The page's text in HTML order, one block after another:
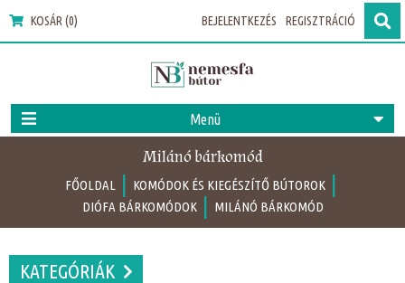
KOSÁR (0) BEJELENTKEZÉS REGISZTRÁCIÓ
Menü
Milánó bárkomód
FŐOLDAL KOMÓDOK ÉS KIEGÉSZÍTŐ BÚTOROK
DIÓFA BÁRKOMÓDOK MILÁNÓ BÁRKOMÓD
KATEGÓRIÁK